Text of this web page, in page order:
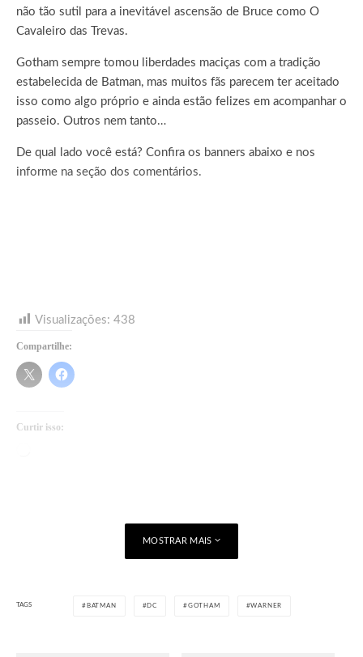
não tão sutil para a inevitável ascensão de Bruce como O
Cavaleiro das Trevas.
Gotham sempre tomou liberdades maciças com a tradição
estabelecida de Batman, mas muitos fãs parecem ter aceitado
isso como algo próprio e ainda estão felizes em acompanhar o
passeio. Outros nem tanto…
De qual lado você está? Confira os banners abaixo e nos
informe na seção dos comentários.
Visualizações: 438
Compartilhe:
Curtir isso:
MOSTRAR MAIS
TAGS BATMAN DC GOTHAM WARNER